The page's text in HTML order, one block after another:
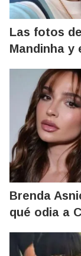
Las fotos
Mandinha y
Brenda
qué odia a